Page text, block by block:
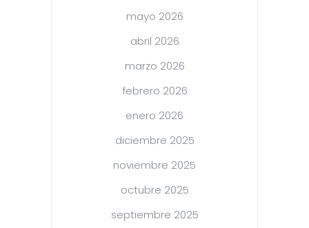
mayo 2026
abril 2026
marzo 2026
febrero 2026
enero 2026
diciembre 2025
noviembre 2025
octubre 2025
septiembre 2025